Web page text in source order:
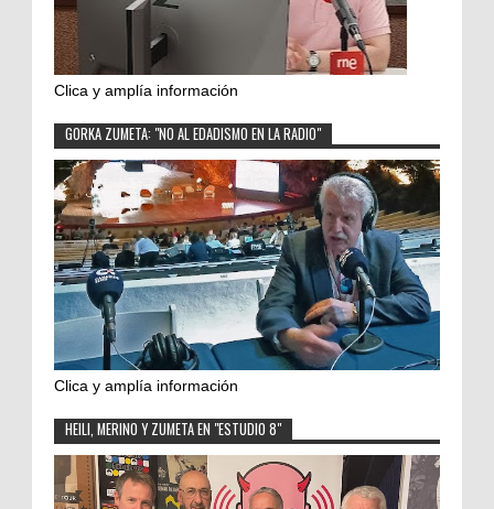
Clica y amplía información
GORKA ZUMETA: "NO AL EDADISMO EN LA RADIO"
Clica y amplía información
HEILI, MERINO Y ZUMETA EN "ESTUDIO 8"